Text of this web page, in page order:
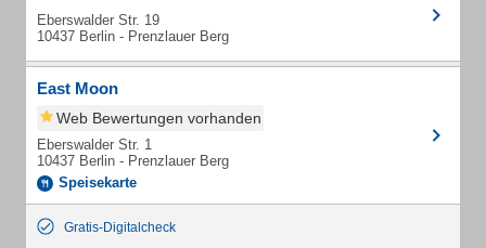
Eberswalder Str. 19
10437 Berlin - Prenzlauer Berg
East Moon
Web Bewertungen vorhanden
Eberswalder Str. 1
10437 Berlin - Prenzlauer Berg
Speisekarte
Gratis-Digitalcheck